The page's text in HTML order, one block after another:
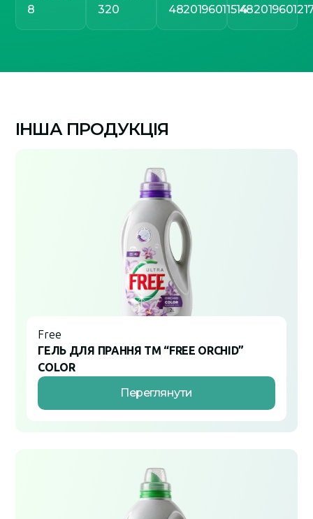
8
320
4820196011514
ІНША ПРОДУКЦІЯ
Free
ГЕЛЬ ДЛЯ ПРАННЯ ТМ “FREE ORCHID”
COLOR
Переглянути